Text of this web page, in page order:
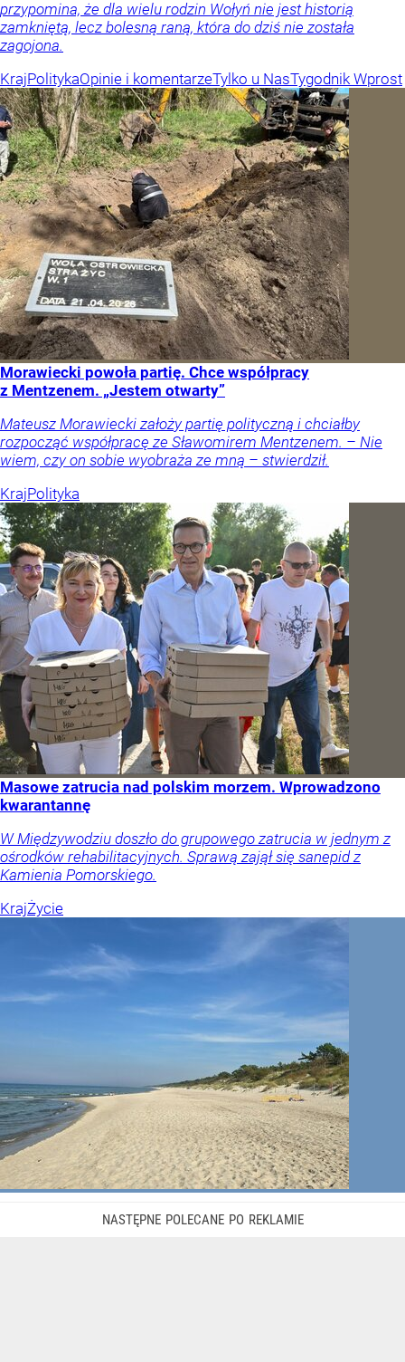
przypomina, że dla wielu rodzin Wołyń nie jest historią
zamkniętą, lecz bolesną raną, która do dziś nie została
zagojona.
KrajPolitykaOpinie i komentarzeTylko u NasTygodnik Wprost
Morawiecki powoła partię. Chce współpracy
z Mentzenem. „Jestem otwarty”
Mateusz Morawiecki założy partię polityczną i chciałby
rozpocząć współpracę ze Sławomirem Mentzenem. – Nie
wiem, czy on sobie wyobraża ze mną – stwierdził.
KrajPolityka
Masowe zatrucia nad polskim morzem. Wprowadzono
kwarantannę
W Międzywodziu doszło do grupowego zatrucia w jednym z
ośrodków rehabilitacyjnych. Sprawą zajął się sanepid z
Kamienia Pomorskiego.
KrajŻycie